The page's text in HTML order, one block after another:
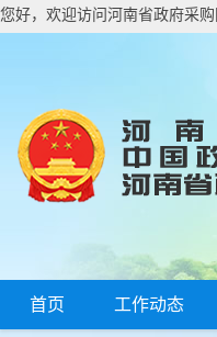
您好，欢迎访问河南省政府采购
首页 工作动态